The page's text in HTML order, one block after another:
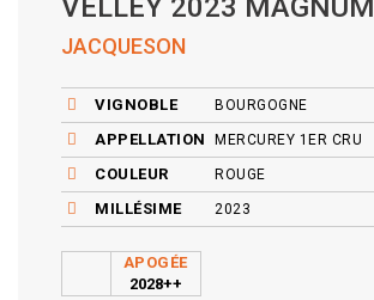
VELLEY 2023 MAGNUM
JACQUESON
VIGNOBLE BOURGOGNE
APPELLATION MERCUREY 1ER CRU
COULEUR ROUGE
MILLÉSIME 2023
APOGÉE
2028++